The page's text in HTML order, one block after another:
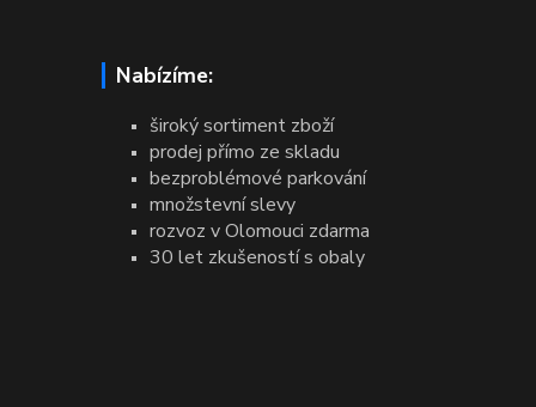
Nabízíme:
široký sortiment zboží
prodej přímo ze skladu
bezproblémové parkování
množstevní slevy
rozvoz v Olomouci zdarma
30 let zkušeností s obaly